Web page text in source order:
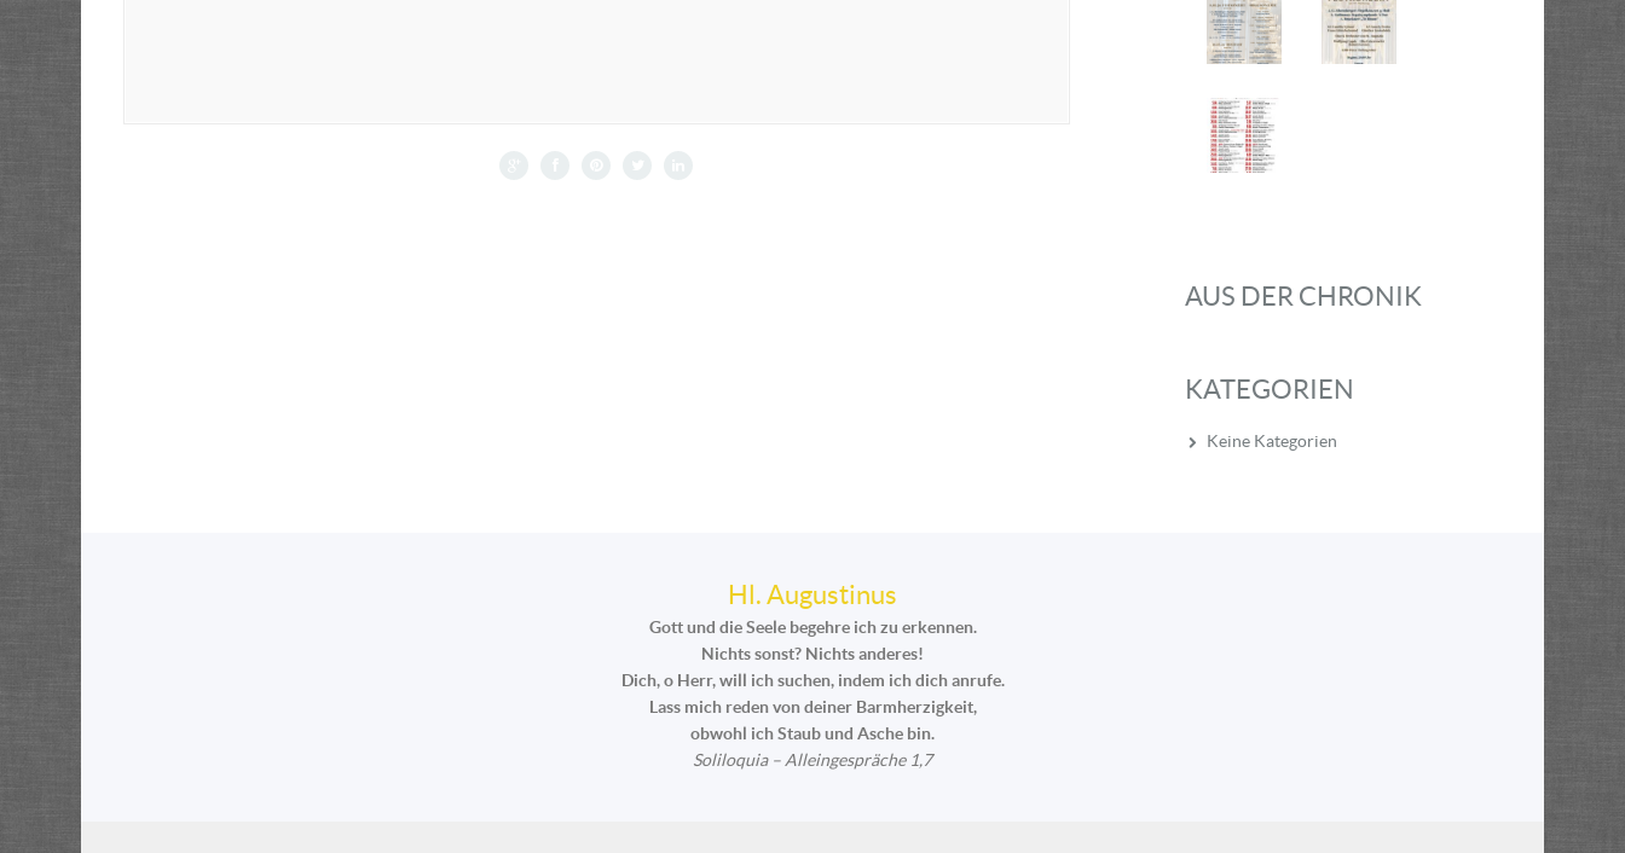
AUS DER CHRONIK
KATEGORIEN
Keine Kategorien
Hl. Augustinus
Gott und die Seele begehre ich zu erkennen.
Nichts sonst? Nichts anderes!
Dich, o Herr, will ich suchen, indem ich dich anrufe.
Lass mich reden von deiner Barmherzigkeit,
obwohl ich Staub und Asche bin.
Soliloquia – Alleingespräche 1,7